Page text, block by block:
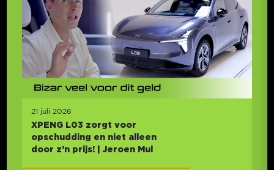
21 juli 2026
XPENG L03 zorgt voor
opschudding en niet alleen
door z’n prijs! | Jeroen Mul